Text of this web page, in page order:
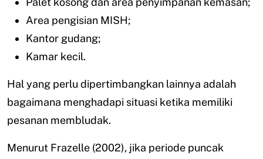
Area pengisian MISH;
Kantor gudang;
Kamar kecil.
Hal yang perlu dipertimbangkan lainnya adalah
bagaimana menghadapi situasi ketika memiliki
pesanan membludak.
Menurut Frazelle (2002), jika periode puncak